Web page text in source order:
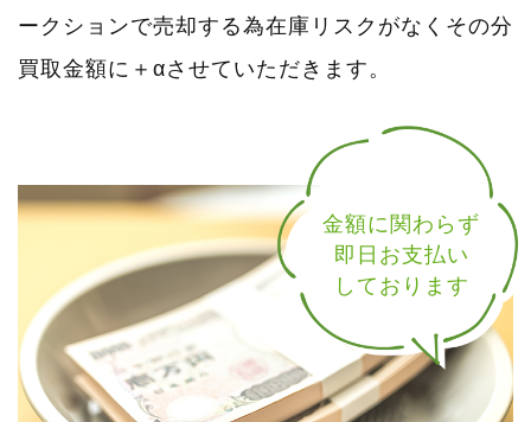
ークションで売却する為在庫リスクがなくその分
買取金額に＋αさせていただきます。
金額に関わらず
即日お支払い
しております